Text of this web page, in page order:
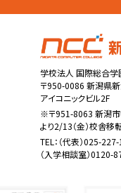
学校法人 国際総合
〒950-0086 新潟県
アイコニックビル2F
※〒951-8063 新潟市
より2/13（金）校舎移
TEL： （代表）025-
（入学相談室）0120-